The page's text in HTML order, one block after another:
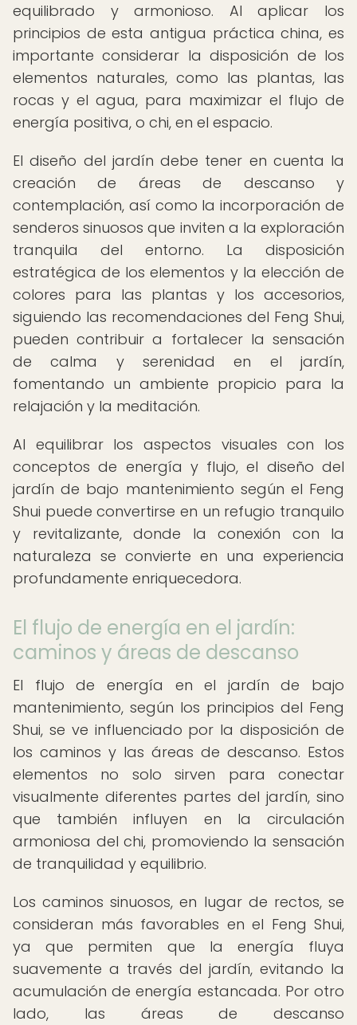
equilibrado y armonioso. Al aplicar los
principios de esta antigua práctica china, es
importante considerar la disposición de los
elementos naturales, como las plantas, las
rocas y el agua, para maximizar el flujo de
energía positiva, o chi, en el espacio.
El diseño del jardín debe tener en cuenta la
creación de áreas de descanso y
contemplación, así como la incorporación de
senderos sinuosos que inviten a la exploración
tranquila del entorno. La disposición
estratégica de los elementos y la elección de
colores para las plantas y los accesorios,
siguiendo las recomendaciones del Feng Shui,
pueden contribuir a fortalecer la sensación
de calma y serenidad en el jardín,
fomentando un ambiente propicio para la
relajación y la meditación.
Al equilibrar los aspectos visuales con los
conceptos de energía y flujo, el diseño del
jardín de bajo mantenimiento según el Feng
Shui puede convertirse en un refugio tranquilo
y revitalizante, donde la conexión con la
naturaleza se convierte en una experiencia
profundamente enriquecedora.
El flujo de energía en el jardín:
caminos y áreas de descanso
El flujo de energía en el jardín de bajo
mantenimiento, según los principios del Feng
Shui, se ve influenciado por la disposición de
los caminos y las áreas de descanso. Estos
elementos no solo sirven para conectar
visualmente diferentes partes del jardín, sino
que también influyen en la circulación
armoniosa del chi, promoviendo la sensación
de tranquilidad y equilibrio.
Los caminos sinuosos, en lugar de rectos, se
consideran más favorables en el Feng Shui,
ya que permiten que la energía fluya
suavemente a través del jardín, evitando la
acumulación de energía estancada. Por otro
lado, las áreas de descanso